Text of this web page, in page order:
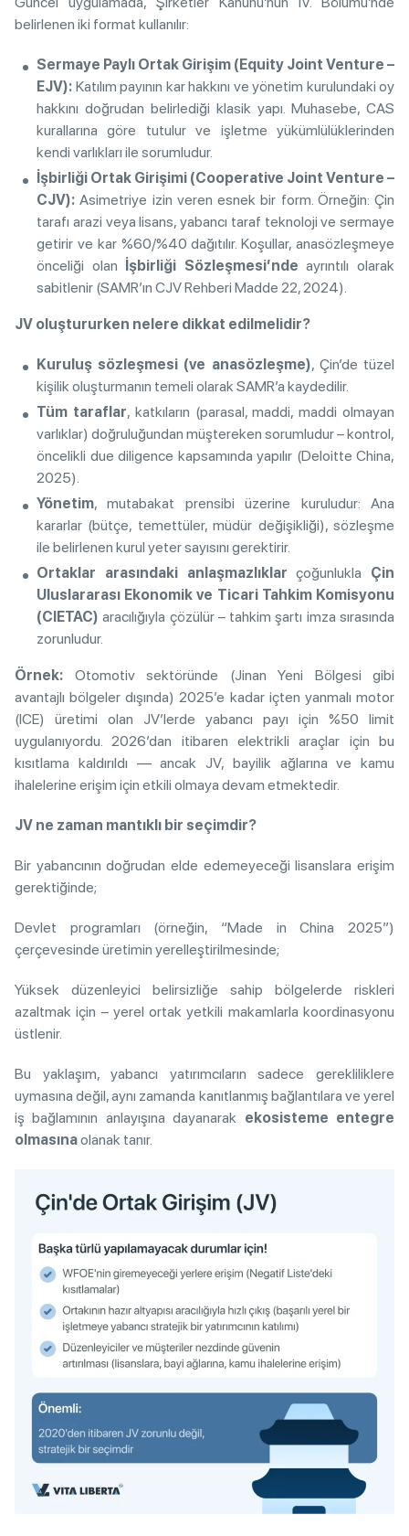
belirlenen iki format kullanılır:
Sermaye Paylı Ortak Girişim (Equity Joint Venture –
EJV): Katılım payının kar hakkını ve yönetim kurulundaki oy
hakkını doğrudan belirlediği klasik yapı. Muhasebe, CAS
kurallarına göre tutulur ve işletme yükümlülüklerinden
kendi varlıkları ile sorumludur.
İşbirliği Ortak Girişimi (Cooperative Joint Venture –
CJV): Asimetriye izin veren esnek bir form. Örneğin: Çin
tarafı arazi veya lisans, yabancı taraf teknoloji ve sermaye
getirir ve kar %60/%40 dağıtılır. Koşullar, anasözleşmeye
önceliği olan
İşbirliği Sözleşmesi’nde ayrıntılı olarak
sabitlenir (SAMR’ın CJV Rehberi Madde 22, 2024).
JV oluştururken nelere dikkat edilmelidir?
Kuruluş sözleşmesi (ve anasözleşme), Çin’de tüzel
kişilik oluşturmanın temeli olarak SAMR’a kaydedilir.
Tüm taraflar, katkıların (parasal, maddi, maddi olmayan
varlıklar) doğruluğundan müştereken sorumludur – kontrol,
öncelikli due diligence kapsamında yapılır (Deloitte China,
2025).
Yönetim, mutabakat prensibi üzerine kuruludur: Ana
kararlar (bütçe, temettüler, müdür değişikliği), sözleşme
ile belirlenen kurul yeter sayısını gerektirir.
Ortaklar arasındaki anlaşmazlıklar çoğunlukla Çin
Uluslararası Ekonomik ve Ticari Tahkim Komisyonu
(CIETAC) aracılığıyla çözülür – tahkim şartı imza sırasında
zorunludur.
Örnek: Otomotiv sektöründe (Jinan Yeni Bölgesi gibi
avantajlı bölgeler dışında) 2025’e kadar içten yanmalı motor
(ICE) üretimi olan JV’lerde yabancı payı için %50 limit
uygulanıyordu. 2026’dan itibaren elektrikli araçlar için bu
kısıtlama kaldırıldı — ancak JV, bayilik ağlarına ve kamu
ihalelerine erişim için etkili olmaya devam etmektedir.
JV ne zaman mantıklı bir seçimdir?
Bir yabancının doğrudan elde edemeyeceği lisanslara erişim
gerektiğinde;
Devlet programları (örneğin, “Made in China 2025”)
çerçevesinde üretimin yerelleştirilmesinde;
Yüksek düzenleyici belirsizliğe sahip bölgelerde riskleri
azaltmak için – yerel ortak yetkili makamlarla koordinasyonu
üstlenir.
Bu yaklaşım, yabancı yatırımcıların sadece gerekliliklere
uymasına değil, aynı zamanda kanıtlanmış bağlantılara ve yerel
iş bağlamının anlayışına dayanarak ekosisteme entegre
olmasınaolanak tanır.